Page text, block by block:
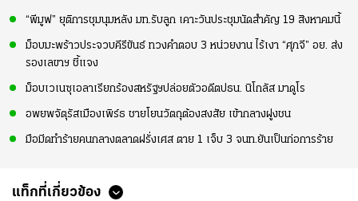
“พีมูฟ” ยุติการชุมนุมหลัง มท.รับลูก เคาะวันประชุมนัดสำคัญ 19 สิงหาคมนี้
ม็อบมะพร้าวประจวบคีรีขันธ์ ทวงคำตอบ 3 หน่วยงาน ไร้เงา “ศุภจี” อย. ส่ง
รองเลขาฯ ชี้แจง
ม็อบเวเนซุเอลาเรียกร้องสหรัฐฯปล่อยตัวอดีตปธน. นิโกลัส มาดูโร
อพยพจัตุรัสเมืองเพิร์ธ ชายโยนวัตถุต้องสงสัย เข้ากลางฝูงชน
มือมีดทำร้ายคนกลางตลาดฝรั่งเศส ตาย 1 เจ็บ 3 จนท.ยันเป็นก่อการร้าย
แท็กที่เกี่ยวข้อง